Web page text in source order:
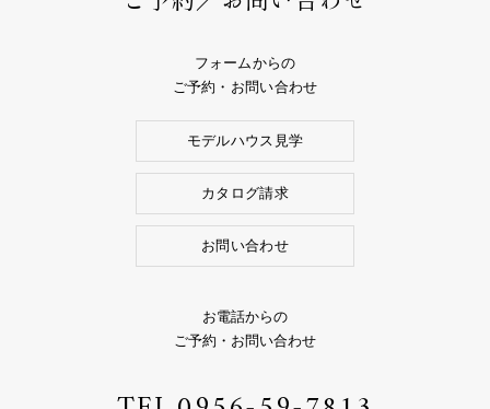
フォームからの
ご予約・お問い合わせ
モデルハウス見学
カタログ請求
お問い合わせ
お電話からの
ご予約・お問い合わせ